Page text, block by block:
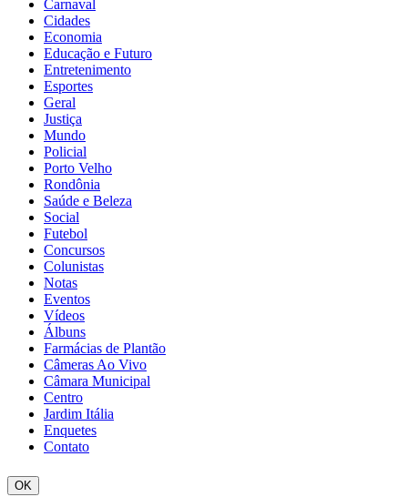
Carnaval
Cidades
Economia
Educação e Futuro
Entretenimento
Esportes
Geral
Justiça
Mundo
Policial
Porto Velho
Rondônia
Saúde e Beleza
Social
Futebol
Concursos
Colunistas
Notas
Eventos
Vídeos
Álbuns
Farmácias de Plantão
Câmeras Ao Vivo
Câmara Municipal
Centro
Jardim Itália
Enquetes
Contato
OK